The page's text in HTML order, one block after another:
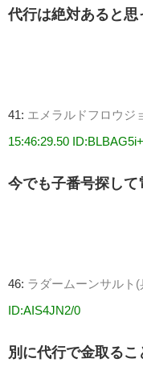
代行は絶対あると思
41: エメラルドフロウジ
15:46:29.50
今でも子番号探して
46: ラダームーンサルト(
ID:AIS4JN2/0
別に代行で金取る